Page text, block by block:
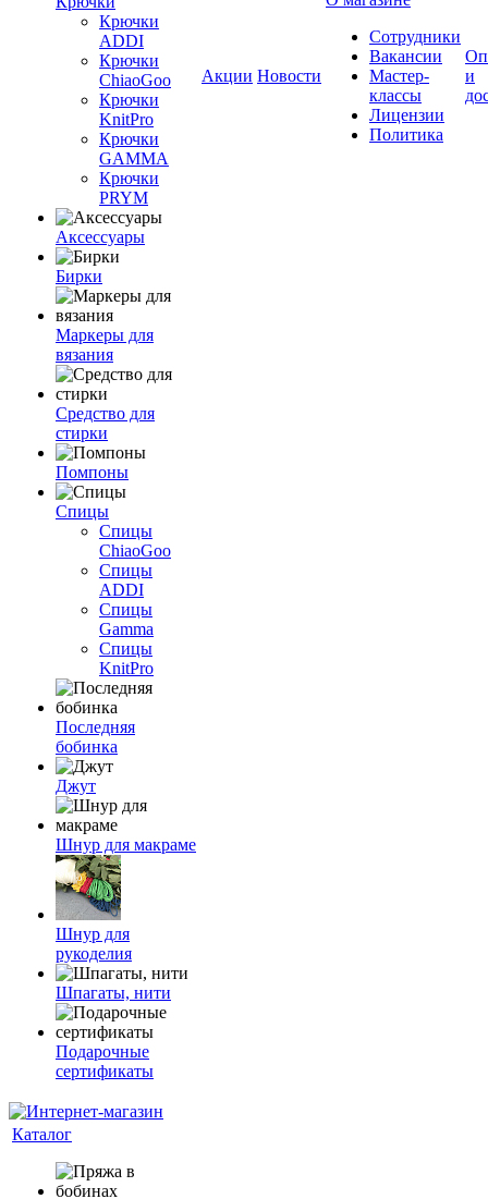
Крючки
ADDI
Крючки
ChiaoGoo
Крючки
KnitPro
Крючки
GAMMA
Крючки
PRYM
Аксессуары
Бирки
Маркеры для
вязания
Средство для
стирки
Помпоны
Спицы
Спицы
ChiaoGoo
Спицы
ADDI
Спицы
Gamma
Спицы
KnitPro
Последняя
бобинка
Джут
Шнур для макраме
Шнур для
рукоделия
Шпагаты, нити
Подарочные
сертификаты
Акции Новости
Сотрудники
Вакансии
Мастер-
классы
Лицензии
Политика
и
Каталог